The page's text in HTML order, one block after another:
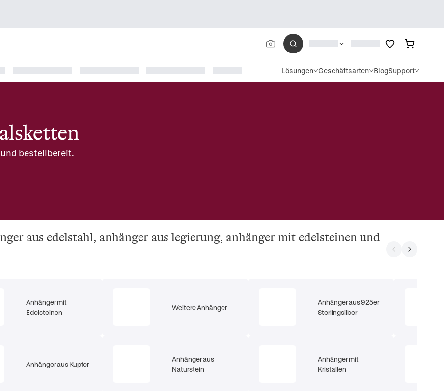
Lösungen Geschäftsarten BlogSupport
bestellbereit.
aus edelstahl, anhänger aus legierung, anhänger mit edelsteinen und
Anhänger mit
Edelsteinen
Anhänger aus Kupfer
Weitere Anhänger
Anhänger aus
Naturstein
Anhänger aus 925er
Sterlingsilber
Anhänger mit
Kristallen